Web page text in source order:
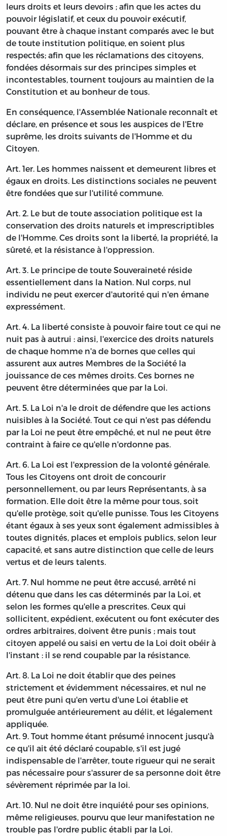
leurs droits et leurs devoirs ; afin que les actes du
pouvoir législatif, et ceux du pouvoir exécutif,
pouvant être à chaque instant comparés avec le but
de toute institution politique, en soient plus
respectés; afin que les réclamations des citoyens,
fondées désormais sur des principes simples et
incontestables, tournent toujours au maintien de la
Constitution et au bonheur de tous.
En conséquence, l'Assemblée Nationale reconnaît et
déclare, en présence et sous les auspices de l'Etre
suprême, les droits suivants de l'Homme et du
Citoyen.
Art. 1er. Les hommes naissent et demeurent libres et
égaux en droits. Les distinctions sociales ne peuvent
être fondées que sur l'utilité commune.
Art. 2. Le but de toute association politique est la
conservation des droits naturels et imprescriptibles
de l'Homme. Ces droits sont la liberté, la propriété, la
sûreté, et la résistance à l'oppression.
Art. 3. Le principe de toute Souveraineté réside
essentiellement dans la Nation. Nul corps, nul
individu ne peut exercer d'autorité qui n'en émane
expressément.
Art. 4. La liberté consiste à pouvoir faire tout ce qui ne
nuit pas à autrui : ainsi, l'exercice des droits naturels
de chaque homme n'a de bornes que celles qui
assurent aux autres Membres de la Société la
jouissance de ces mêmes droits. Ces bornes ne
peuvent être déterminées que par la Loi.
Art. 5. La Loi n'a le droit de défendre que les actions
nuisibles à la Société. Tout ce qui n'est pas défendu
par la Loi ne peut être empêché, et nul ne peut être
contraint à faire ce qu'elle n'ordonne pas.
Art. 6. La Loi est l'expression de la volonté générale.
Tous les Citoyens ont droit de concourir
personnellement, ou par leurs Représentants, à sa
formation. Elle doit être la même pour tous, soit
qu'elle protège, soit qu'elle punisse. Tous les Citoyens
étant égaux à ses yeux sont également admissibles à
toutes dignités, places et emplois publics, selon leur
capacité, et sans autre distinction que celle de leurs
vertus et de leurs talents.
Art. 7. Nul homme ne peut être accusé, arrêté ni
détenu que dans les cas déterminés par la Loi, et
selon les formes qu'elle a prescrites. Ceux qui
sollicitent, expédient, exécutent ou font exécuter des
ordres arbitraires, doivent être punis ; mais tout
citoyen appelé ou saisi en vertu de la Loi doit obéir à
l'instant : il se rend coupable par la résistance.
Art. 8. La Loi ne doit établir que des peines
strictement et évidemment nécessaires, et nul ne
peut être puni qu'en vertu d'une Loi établie et
promulguée antérieurement au délit, et légalement
appliquée.
Art. 9. Tout homme étant présumé innocent jusqu'à
ce qu'il ait été déclaré coupable, s'il est jugé
indispensable de l'arrêter, toute rigueur qui ne serait
pas nécessaire pour s'assurer de sa personne doit être
sévèrement réprimée par la loi.
Art. 10. Nul ne doit être inquiété pour ses opinions,
même religieuses, pourvu que leur manifestation ne
trouble pas l'ordre public établi par la Loi.